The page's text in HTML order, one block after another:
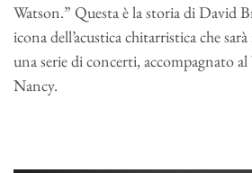
Watson.” Questa è la storia di David
icona dell’acustica chitarristica che
una serie di concerti, accompagnato al
Nancy.